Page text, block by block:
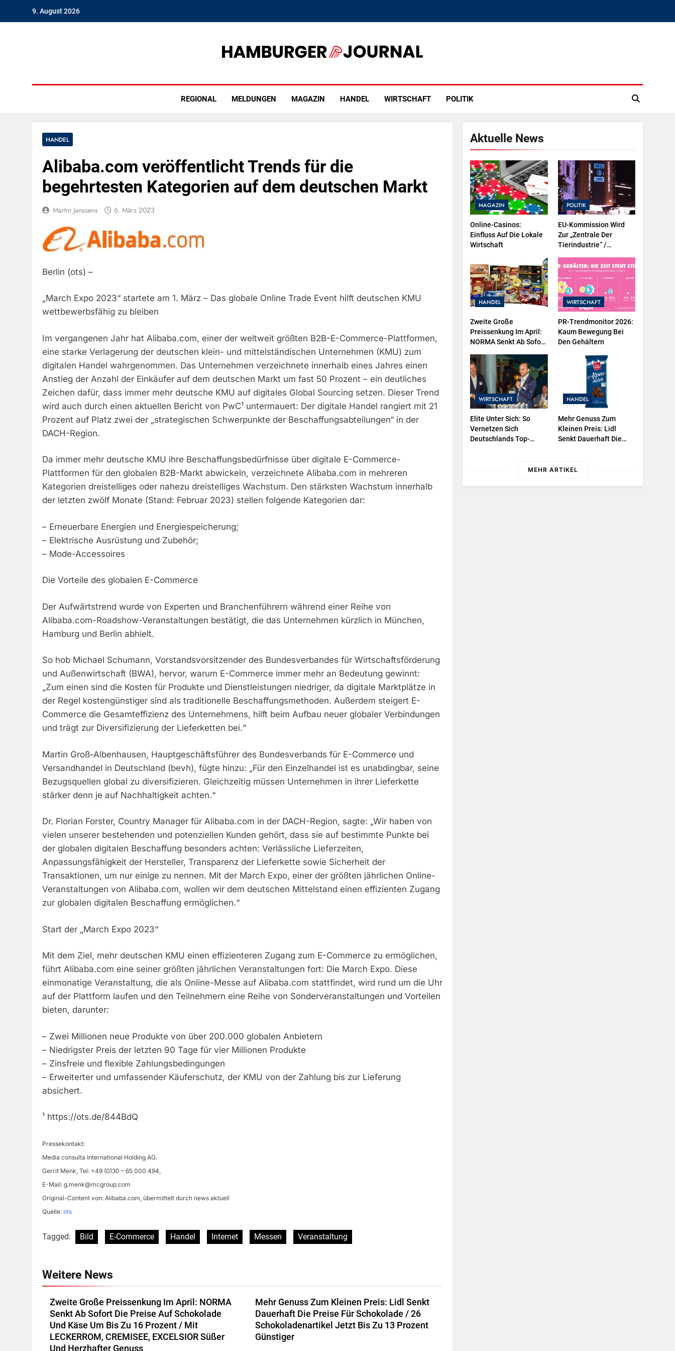
9. August 2026
REGIONAL MELDUNGEN MAGAZIN HANDEL WIRTSCHAFT POLITIK
HANDEL
Alibaba.com veröffentlicht Trends für die
begehrtesten Kategorien auf dem deutschen Markt
Martin Janssens 6. März 2023
Berlin (ots) –
„March Expo 2023“ startete am 1. März – Das globale Online Trade Event hilft deutschen KMU
wettbewerbsfähig zu bleiben
Im vergangenen Jahr hat Alibaba.com, einer der weltweit größten B2B-E-Commerce-Plattformen,
eine starke Verlagerung der deutschen klein- und mittelständischen Unternehmen (KMU) zum
digitalen Handel wahrgenommen. Das Unternehmen verzeichnete innerhalb eines Jahres einen
Anstieg der Anzahl der Einkäufer auf dem deutschen Markt um fast 50 Prozent – ein deutliches
Zeichen dafür, dass immer mehr deutsche KMU auf digitales Global Sourcing setzen. Dieser Trend
wird auch durch einen aktuellen Bericht von PwC¹ untermauert: Der digitale Handel rangiert mit 21
Prozent auf Platz zwei der „strategischen Schwerpunkte der Beschaffungsabteilungen“ in der
DACH-Region.
Da immer mehr deutsche KMU ihre Beschaffungsbedürfnisse über digitale E-Commerce-
Plattformen für den globalen B2B-Markt abwickeln, verzeichnete Alibaba.com in mehreren
Kategorien dreistelliges oder nahezu dreistelliges Wachstum. Den stärksten Wachstum innerhalb
der letzten zwölf Monate (Stand: Februar 2023) stellen folgende Kategorien dar:
– Erneuerbare Energien und Energiespeicherung;
– Elektrische Ausrüstung und Zubehör;
– Mode-Accessoires
Die Vorteile des globalen E-Commerce
Der Aufwärtstrend wurde von Experten und Branchenführern während einer Reihe von
Alibaba.com-Roadshow-Veranstaltungen bestätigt, die das Unternehmen kürzlich in München,
Hamburg und Berlin abhielt.
So hob Michael Schumann, Vorstandsvorsitzender des Bundesverbandes für Wirtschaftsförderung
und Außenwirtschaft (BWA), hervor, warum E-Commerce immer mehr an Bedeutung gewinnt:
„Zum einen sind die Kosten für Produkte und Dienstleistungen niedriger, da digitale Marktplätze in
der Regel kostengünstiger sind als traditionelle Beschaffungsmethoden. Außerdem steigert E-
Commerce die Gesamteffizienz des Unternehmens, hilft beim Aufbau neuer globaler Verbindungen
und trägt zur Diversifizierung der Lieferketten bei.“
Martin Groß-Albenhausen, Hauptgeschäftsführer des Bundesverbands für E-Commerce und
Versandhandel in Deutschland (bevh), fügte hinzu: „Für den Einzelhandel ist es unabdingbar, seine
Bezugsquellen global zu diversifizieren. Gleichzeitig müssen Unternehmen in ihrer Lieferkette
stärker denn je auf Nachhaltigkeit achten.“
Dr. Florian Forster, Country Manager für Alibaba.com in der DACH-Region, sagte: „Wir haben von
vielen unserer bestehenden und potenziellen Kunden gehört, dass sie auf bestimmte Punkte bei
der globalen digitalen Beschaffung besonders achten: Verlässliche Lieferzeiten,
Anpassungsfähigkeit der Hersteller, Transparenz der Lieferkette sowie Sicherheit der
Transaktionen, um nur einige zu nennen. Mit der March Expo, einer der größten jährlichen Online-
Veranstaltungen von Alibaba.com, wollen wir dem deutschen Mittelstand einen effizienten Zugang
zur globalen digitalen Beschaffung ermöglichen.“
Start der „March Expo 2023“
Mit dem Ziel, mehr deutschen KMU einen effizienteren Zugang zum E-Commerce zu ermöglichen,
führt Alibaba.com eine seiner größten jährlichen Veranstaltungen fort: Die March Expo. Diese
einmonatige Veranstaltung, die als Online-Messe auf Alibaba.com stattfindet, wird rund um die Uhr
auf der Plattform laufen und den Teilnehmern eine Reihe von Sonderveranstaltungen und Vorteilen
bieten, darunter:
– Zwei Millionen neue Produkte von über 200.000 globalen Anbietern
– Niedrigster Preis der letzten 90 Tage für vier Millionen Produkte
– Zinsfreie und flexible Zahlungsbedingungen
– Erweiterter und umfassender Käuferschutz, der KMU von der Zahlung bis zur Lieferung
absichert.
¹ https://ots.de/844BdQ
Pressekontakt:
Media consulta International Holding AG.
Gerrit Menk, Tel: +49 (0)30 – 65 000 494,
E-Mail: g.menk@mcgroup.com
Original-Content von: Alibaba.com, übermittelt durch news aktuell
Quelle: ots
Tagged: Bild E-Commerce Handel Internet Messen Veranstaltung
Weitere News
Zweite Große Preissenkung Im April: NORMA
Senkt Ab Sofort Die Preise Auf Schokolade
Und Käse Um Bis Zu 16 Prozent / Mit
LECKERROM, CREMISEE, EXCELSIOR Süßer
Und Herzhafter Genuss
Mehr Genuss Zum Kleinen Preis: Lidl Senkt
Dauerhaft Die Preise Für Schokolade / 26
Schokoladenartikel Jetzt Bis Zu 13 Prozent
Günstiger
Aktuelle News
MAGAZIN
Online-Casinos:
Einfluss Auf Die Lokale
Wirtschaft
POLITIK
EU-Kommission Wird
Zur „Zentrale Der
Tierindustrie“ /
Animal Equality
Prangert Mit Projektion
In Brüssel Die Nähe Der
EU-Kommission Zur
Tierindustrie An
HANDEL
Zweite Große
Preissenkung Im April:
NORMA Senkt Ab Sofort
Schokolade Und Käse
Um Bis Zu 16 Prozent /
Mit LECKERROM,
CREMISEE, EXCELSIOR
Süßer Und Herzhafter
WIRTSCHAFT
PR-Trendmonitor 2026:
Kaum Bewegung Bei
Den Gehältern
WIRTSCHAFT
Elite Unter Sich: So
Vernetzen Sich
Deutschlands Top-
HANDEL
Mehr Genuss Zum
Kleinen Preis: Lidl
Senkt Dauerhaft Die
Jetzt Bis Zu 13 Prozent
MEHR ARTIKEL